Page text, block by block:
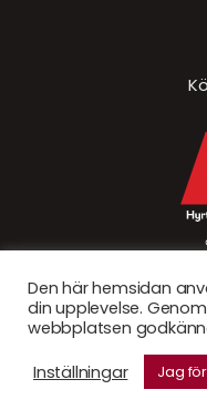
Den här hemsidan
din upplevelse.
webbplatsen
Inställningar
Jag
© Hyrtältet